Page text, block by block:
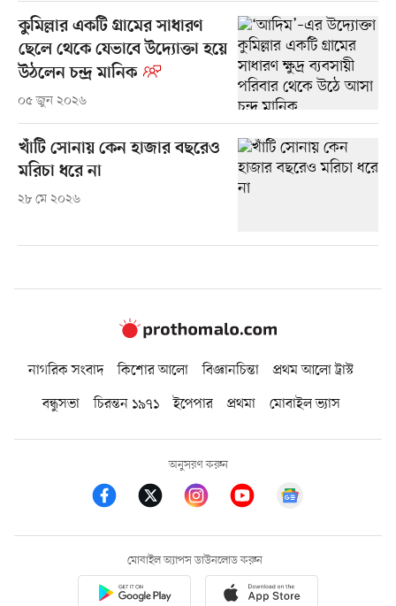
কুমিল্লার একটি গ্রামের সাধারণ
ছেলে থেকে যেভাবে উদ্যোক্তা হয়ে
উঠলেন চন্দ্র মানিক
০৫ জুন ২০২৬
খাঁটি সোনায় কেন হাজার বছরেও
মরিচা ধরে না
২৮ মে ২০২৬
নাগরিক সংবাদ কিশোর আলো বিজ্ঞানচিন্তা
প্রথম আলো ট্রাস্ট
বন্ধুসভা
চিরন্তন ১৯৭১ ইপেপার প্রথমা মোবাইল ভ্যাস
অনুসরণ করুন
মোবাইল অ্যাপস ডাউনলোড করুন